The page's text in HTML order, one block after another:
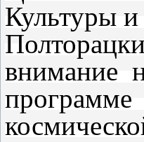
Культуры
внимание
программе